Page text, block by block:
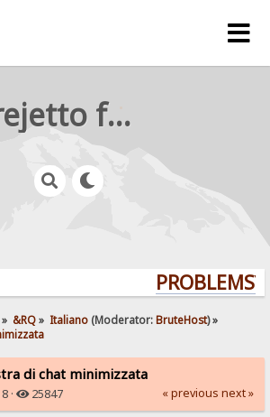
rejetto forum
» &RQ» Italiano (Moderator:BruteHost) »
di chat minimizzata
8 · 25847 « previous next »